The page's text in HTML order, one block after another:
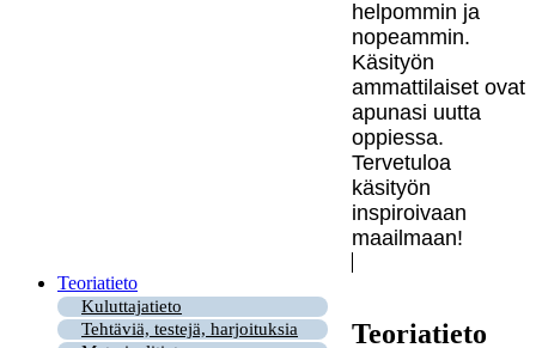
helpommin ja
nopeammin.
Käsityön
ammattilaiset ovat
apunasi uutta
oppiessa.
Tervetuloa
käsityön
inspiroivaan
maailmaan!
Teoriatieto
Kuluttajatieto
Tehtäviä, testejä, harjoituksia
Teoriatieto